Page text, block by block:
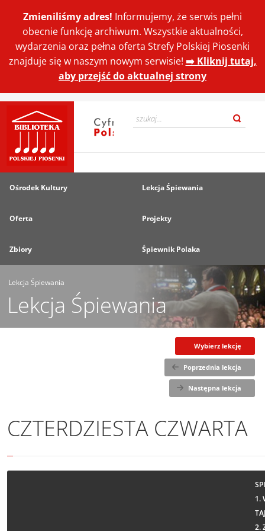
Zmieniliśmy adres! Informujemy, że serwis pełni
obecnie funkcję archiwum. Wszystkie aktualności,
wydarzenia oraz pełna oferta Strefy Polskiej Piosenki
znajduje się w naszym nowym serwisie! ➡️ Kliknij tutaj,
aby przejść do aktualnej strony
Ośrodek Kultury Lekcja Śpiewania
Oferta Projekty
Zbiory Śpiewnik Polaka
Lekcja Śpiewania
Lekcja Śpiewania
Wybierz lekcję
Poprzednia lekcja
Następna lekcja
CZTERDZIESTA CZWARTA
1.
2.